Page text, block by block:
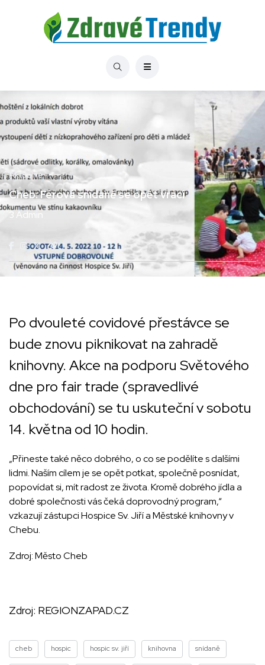
Aktuálně
Cheb: Férová snídaně se opět vrací
3 Admin
Po dvouleté covidové přestávce se
bude znovu piknikovat na zahradě
knihovny. Akce na podporu Světového
dne pro fair trade (spravedlivé
obchodování) se tu uskuteční v sobotu
14. května od 10 hodin.
„Přineste také něco dobrého, o co se podělíte s dalšími
lidmi. Naším cílem je se opět potkat, společně posnídat,
popovídat si, mít radost ze života. Kromě dobrého jídla a
dobré společnosti vás čeká doprovodný program,“
vzkazují zástupci Hospice Sv. Jiří a Městské knihovny v
Chebu.
Zdroj: Město Cheb
Zdroj: REGIONZAPAD.CZ
cheb hospic hospic sv. jiří knihovna snídaně